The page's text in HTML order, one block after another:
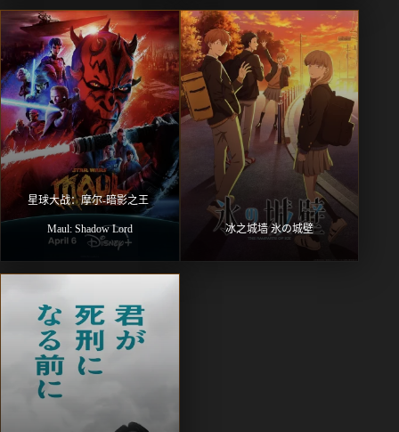
星球大战：摩尔-暗影之王
Maul: Shadow Lord 冰之城墙 氷の城壁